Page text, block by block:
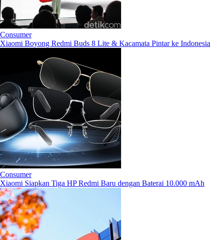
Consumer
Xiaomi Boyong Redmi Buds 8 Lite & Kacamata Pintar ke Indonesia
Consumer
Xiaomi Siapkan Tiga HP Redmi Baru dengan Baterai 10.000 mAh